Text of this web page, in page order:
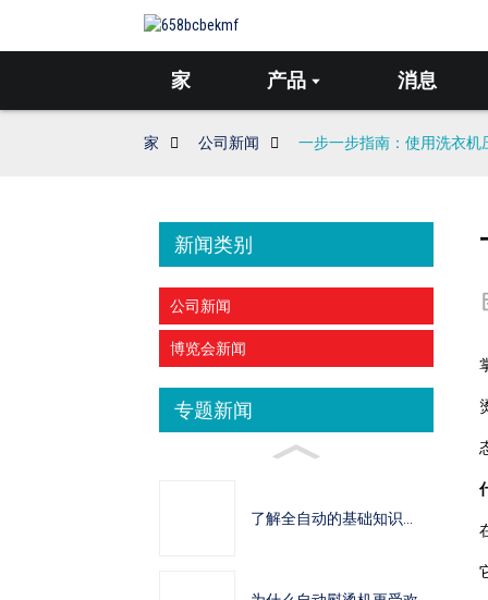
家 产品 消息
家 公司新闻 一步一步指南：使用洗衣机
新闻类别
公司新闻
博览会新闻
专题新闻
了解全自动的基础知识...